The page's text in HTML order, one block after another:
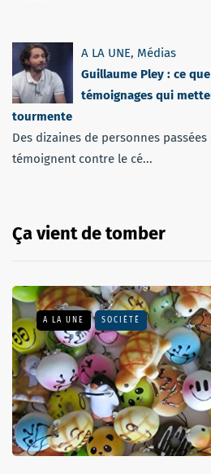
A LA UNE, Médias
Guillaume Pley : ce
témoignages qui
tourmente
Des dizaines de personnes passées
témoignent contre le cé...
Ça vient de tomber
A LA UNE SOCIÉTÉ